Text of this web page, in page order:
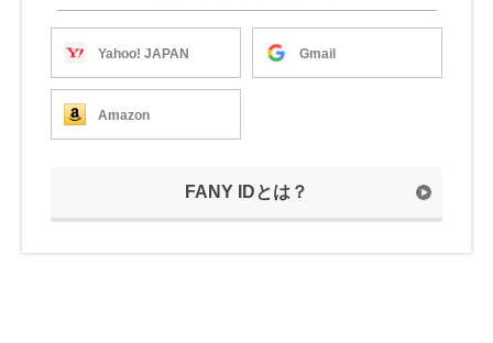
Yahoo! JAPAN Gmail
Amazon
FANY IDとは？